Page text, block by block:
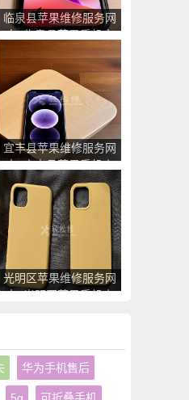
临泉县苹果维修服务网
点_临泉县苹果手机官
方授权售后维修中心地
址电话
宜丰县苹果维修服务网
点_宜丰县苹果手机官
方授权售后维修中心地
址电话
光明区苹果维修服务网
点_光明区苹果手机官
华为手机售后
5g 可折叠手机